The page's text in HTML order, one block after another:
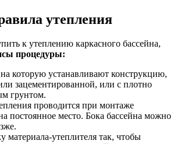
утепления
к утеплению каркасного бассейна,
процедуры:
которую устанавливают конструкцию,
зацементированной, или с плотно
грунтом.
проводится при монтаже
постоянное место. Бока бассейна можно
материала-утеплителя так, чтобы